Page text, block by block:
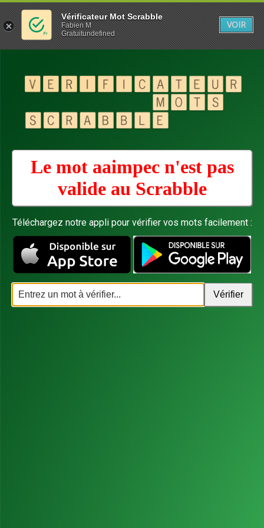
Le mot aaimpec n'est pas
valide au Scrabble
Téléchargez notre appli pour vérifier vos mots facilement :
Vérificateur Mot Scrabble
Fabien M
Gratuitundefined
VOIR